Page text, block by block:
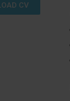
CV